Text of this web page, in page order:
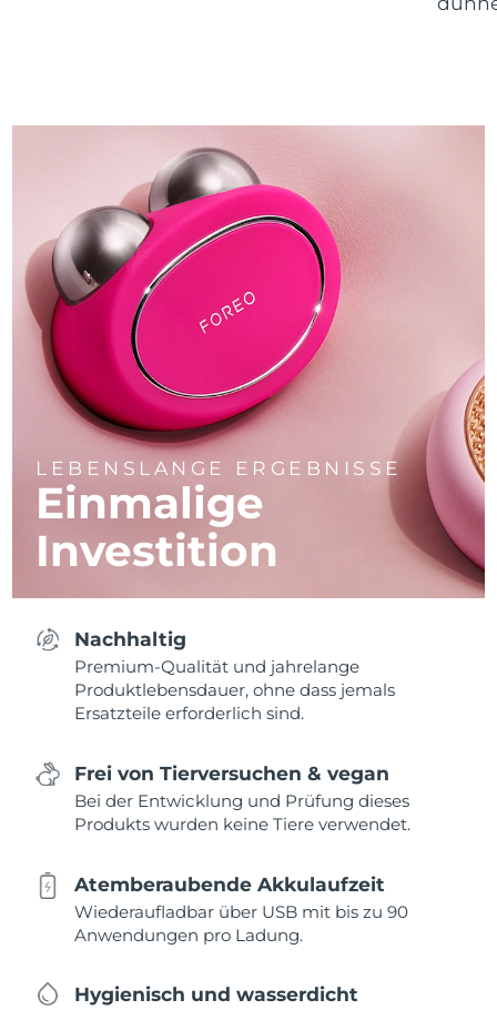
LEBENSLANGE ERGEBNISSE
Einmalige
Investition
Nachhaltig
Premium-Qualität und jahrelange
Produktlebensdauer, ohne dass jemals
Ersatzteile erforderlich sind.
Frei von Tierversuchen & vegan
Bei der Entwicklung und Prüfung dieses
Produkts wurden keine Tiere verwendet.
Atemberaubende Akkulaufzeit
Wiederaufladbar über USB mit bis zu 90
Anwendungen pro Ladung.
Hygienisch und wasserdicht